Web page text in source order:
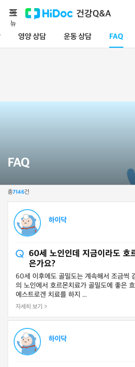
건강Q&A
영양 상담 운동 상담 FAQ
메
뉴
FAQ
총7146건
하이닥
60세 노인인데 지금이라도 호
은가요?
60세 이후에도 골밀도는 계속해서 조금씩
의 노인에서 호르몬치료가 골밀도에 좋은
에스트로겐 치료를 하지 ...
자세히 보기 >
하이닥